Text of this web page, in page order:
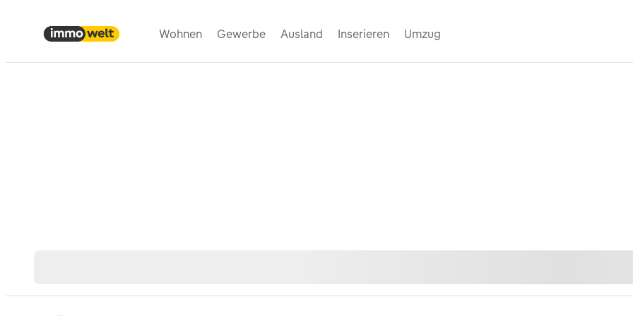
Wohnen Gewerbe Ausland Inserieren Umzug